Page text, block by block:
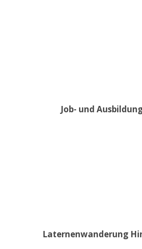
Job- und
Laternenwanderung